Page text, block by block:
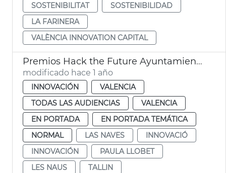
SOSTENIBILITAT
SOSTENIBILIDAD
LA FARINERA
VALÈNCIA INNOVATION CAPITAL
Premios Hack the Future Ayuntamiento València
modificado hace 1 año
INNOVACIÓN
VALENCIA
TODAS LAS AUDIENCIAS
VALENCIA
EN PORTADA
EN PORTADA TEMÁTICA
NORMAL
LAS NAVES
INNOVACIÓ
INNOVACIÓN
PAULA LLOBET
LES NAUS
TALLIN